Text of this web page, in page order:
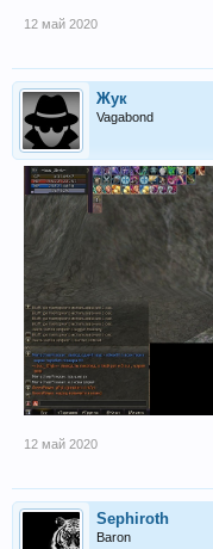
12 май 2020
Жук
Vagabond
12 май 2020
Sephiroth
Baron